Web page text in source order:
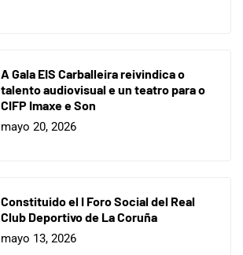
A Gala EIS Carballeira reivindica o
talento audiovisual e un teatro para o
CIFP Imaxe e Son
mayo 20, 2026
Constituido el I Foro Social del Real
Club Deportivo de La Coruña
mayo 13, 2026